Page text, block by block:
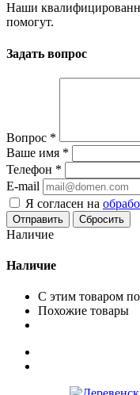
Наши
помогут.
Задать вопрос
Вопрос *
Ваше имя *
Телефон *
E-mail
Я согласен на
Сбросить
Наличие
Наличие
С этим товаром
Похожие товары